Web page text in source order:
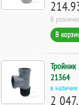
В
В
Тройник
21364
в наличии
2